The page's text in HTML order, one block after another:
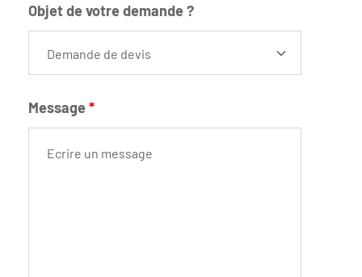
Objet de votre demande ?
Message*